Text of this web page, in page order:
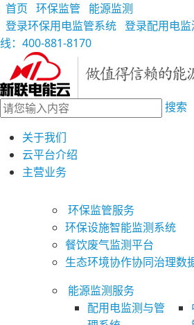
首页 环保监管
能源监测
登录环保用电监管系统 登录配用电
线：400-881-8170
搜索
关于我们
云平台介绍
主营业务
环保监管服务
环保设施智能监测系统
餐饮废气监测平台
生态环境协作协同治理数
能源监测服务
配用电监测与管